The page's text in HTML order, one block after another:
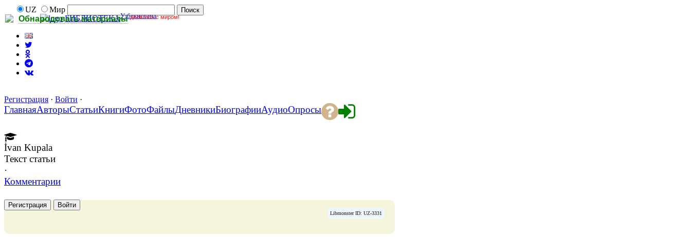
Обнародовать материалы делитесь с миром!
UZ
Мир
БИБЛИОТЕКАУзбекистана
Регистрация · Войти ·
ГлавнаяАвторыСтатьиКнигиФотоФайлыДневникиБиографииАудиоОпросы
İvan Kupala
Текст статьи
·
Комментарии
Регистрация Войти
Libmonster ID: UZ-3331